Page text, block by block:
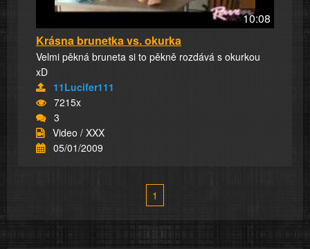
10:08
Krásna brunetka vs. okurka
Velmi pěkná bruneta si to pěkně rozdává s okurkou
xD
11Lucifer111
7215x
3
Video / XXX
05/01/2009
1